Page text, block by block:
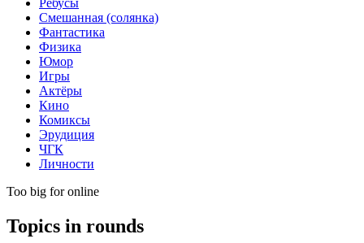
Ребусы
Смешанная (солянка)
Фантастика
Физика
Юмор
Игры
Актёры
Кино
Комиксы
Эрудиция
ЧГК
Личности
Too big for online
Topics in rounds